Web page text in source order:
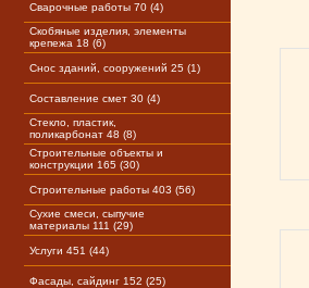
Сварочные работы 70 (4)
Скобяные изделия, элементы
крепежа 18 (6)
Снос зданий, сооружений 25 (1)
Составление смет 30 (4)
Стекло, пластик,
поликарбонат 48 (8)
Строительные объекты и
конструкции 165 (30)
Строительные работы 403 (56)
Сухие смеси, сыпучие
материалы 111 (29)
Услуги 451 (44)
Фасады, сайдинг 152 (25)